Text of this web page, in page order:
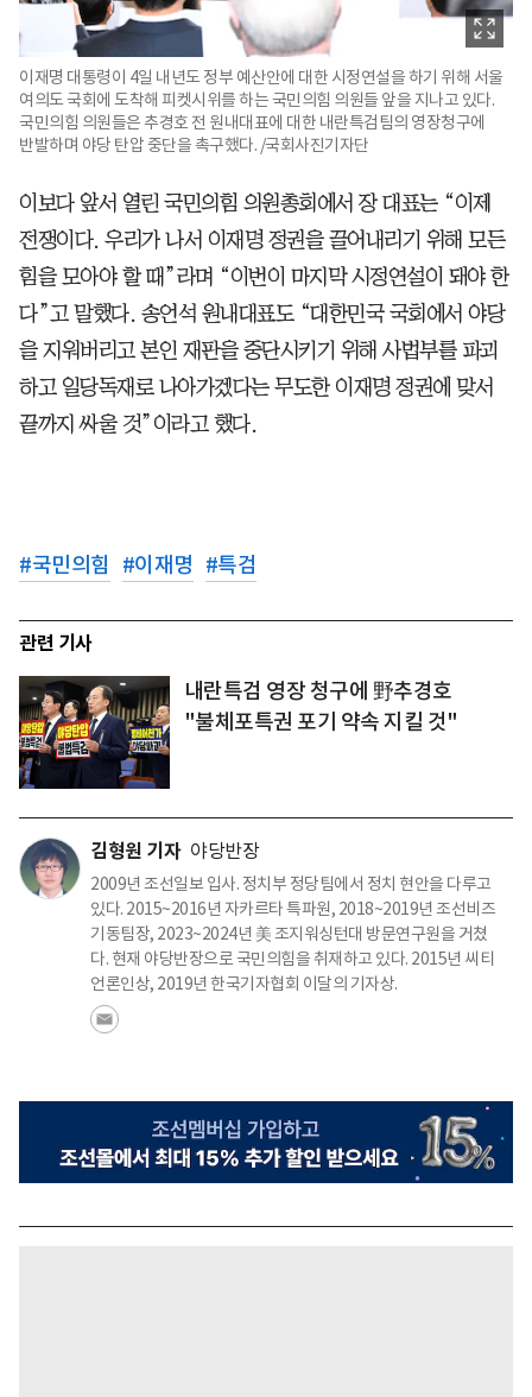
이재명 대통령이 4일 내년도 정부 예산안에 대한 시정연설을 하기 위해 서울
여의도 국회에 도착해 피켓시위를 하는 국민의힘 의원들 앞을 지나고 있다.
국민의힘 의원들은 추경호 전 원내대표에 대한 내란특검팀의 영장청구에
반발하며 야당 탄압 중단을 촉구했다. /국회사진기자단
이보다 앞서 열린 국민의힘 의원총회에서 장 대표는 “이제
전쟁이다. 우리가 나서 이재명 정권을 끌어내리기 위해 모든
힘을 모아야 할 때”라며 “이번이 마지막 시정연설이 돼야 한
다”고 말했다. 송언석 원내대표도 “대한민국 국회에서 야당
을 지워버리고 본인 재판을 중단시키기 위해 사법부를 파괴
하고 일당독재로 나아가겠다는 무도한 이재명 정권에 맞서
끝까지 싸울 것”이라고 했다.
#국민의힘 #이재명 #특검
관련 기사
내란특검 영장 청구에 野추경호
"불체포특권 포기 약속 지킬 것"
김형원 기자 야당반장
2009년 조선일보 입사. 정치부 정당팀에서 정치 현안을 다루고
있다. 2015~2016년 자카르타 특파원, 2018~2019년 조선비즈
기동팀장, 2023~2024년 美 조지워싱턴대 방문연구원을 거쳤
다. 현재 야당반장으로 국민의힘을 취재하고 있다. 2015년 씨티
언론인상, 2019년 한국기자협회 이달의 기자상.